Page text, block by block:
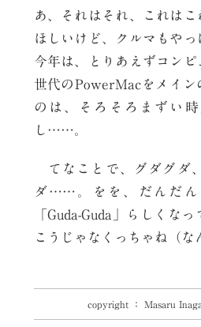
あ、それはそれ、これはこ
ほしいけど、クルマもやっ
今年は、とりあえずコン
世代のPowerMacをメイン
のは、そろそろまずい
し……。
てなことで、グダグダ
ダ……。をを、だんだん
「Guda-Guda」らしくな
こうじゃなくっちゃね（な
copyright ： Masaru